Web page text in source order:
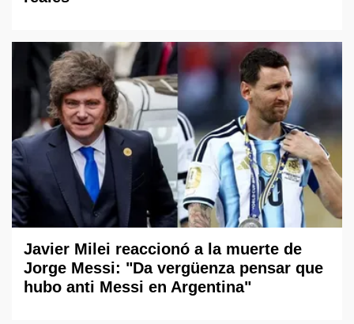
Javier Milei reaccionó a la muerte de
Jorge Messi: "Da vergüenza pensar que
hubo anti Messi en Argentina"